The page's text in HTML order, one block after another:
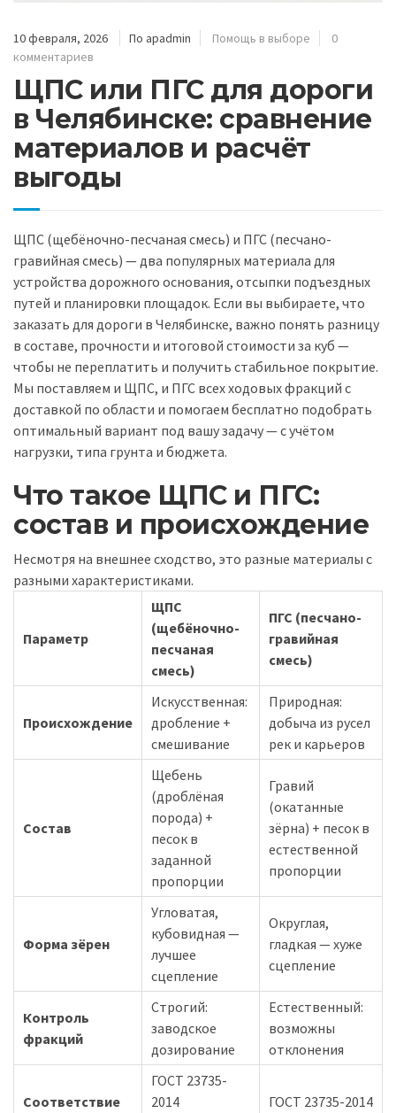
10 февраля, 2026 По apadmin Помощь в выборе
0
комментариев
ЩПС или ПГС для дороги
в Челябинске: сравнение
материалов и расчёт
выгоды
ЩПС (щебёночно-песчаная смесь) и ПГС (песчано-
гравийная смесь) — два популярных материала для
устройства дорожного основания, отсыпки подъездных
путей и планировки площадок. Если вы выбираете, что
заказать для дороги в Челябинске, важно понять разницу
в составе, прочности и итоговой стоимости за куб —
чтобы не переплатить и получить стабильное покрытие.
Мы поставляем и ЩПС, и ПГС всех ходовых фракций с
доставкой по области и помогаем бесплатно подобрать
оптимальный вариант под вашу задачу — с учётом
нагрузки, типа грунта и бюджета.
Что такое ЩПС и ПГС:
состав и происхождение
Несмотря на внешнее сходство, это разные материалы с
разными характеристиками.
Параметр
ЩПС
(щебёночно-
песчаная
смесь)
ПГС (песчано-
гравийная
смесь)
Происхождение
Искусственная:
дробление +
смешивание
Природная:
добыча из русел
рек и карьеров
Состав
Щебень
(дроблёная
порода) +
песок в
заданной
пропорции
Гравий
(окатанные
зёрна) + песок в
естественной
пропорции
Форма зёрен
Угловатая,
кубовидная —
лучшее
сцепление
Округлая,
гладкая — хуже
сцепление
Контроль
фракций
Строгий:
заводское
дозирование
Естественный:
возможны
отклонения
Соответствие
ГОСТ 23735-
2014
ГОСТ 23735-2014